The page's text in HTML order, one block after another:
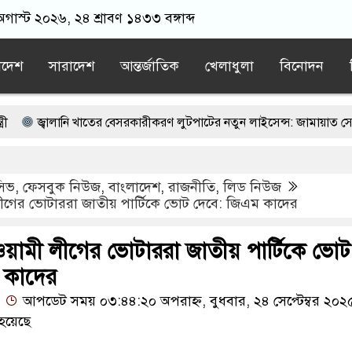
২০২৬, ২৪ শ্রাবণ ১৪৩৩ বঙ্গাব্দ
সারাদেশ আন্তর্জাতিক খেলাধুলা বিনোদন
খাতের বেসরকারীকরণ লুটপাটের নতুন লাইসেন্স: জামায়াত সেক্রেটারি
শিক্ষকের গোপন তৎপরতা, ব্যবস্থা নেওয়ার দাবি
পর পুলিশের সঙ্গে ধস্তাধস্তি করে যুবলীগ নেতাকে ছিনিয়ে নিলেন কর্মী-সমর্থকরা
, ফেসবুক নিউজ,বাংলাদেশ,রাজনীতি,লিড নিউজ
ভোটাররা জাতীয় পার্টিকে ভোট দেবে: জিএম কাদের
লীগের ভোটাররা জাতীয় পার্টিকে ভোট
আপডেট সময় ০৩:৪৪:২০ অপরাহ্ন, বুধবার, ২৪ সেপ্টেম্বর